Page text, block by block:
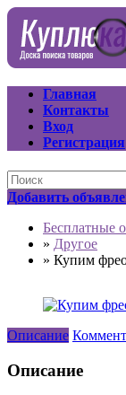
Главная
Контакты
Вход
Регистрация
Добавить
Бесплатные
» Другое
» Купим
Описание
Описание